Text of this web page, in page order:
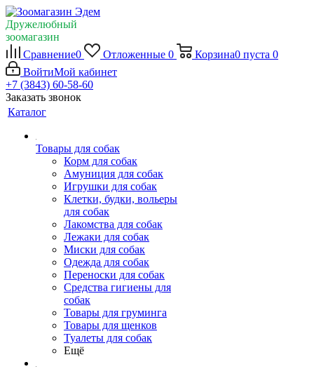
Дружелюбный
зоомагазин
Сравнение0 Отложенные 0 Корзина0 пуста 0
ВойтиМой кабинет
+7 (3843) 60-58-60
Заказать звонок
Каталог
Товары для собак
Корм для собак
Амуниция для собак
Игрушки для собак
Клетки, будки, вольеры
для собак
Лакомства для собак
Лежаки для собак
Миски для собак
Одежда для собак
Переноски для собак
Средства гигиены для
собак
Товары для груминга
Товары для щенков
Туалеты для собак
Ещё